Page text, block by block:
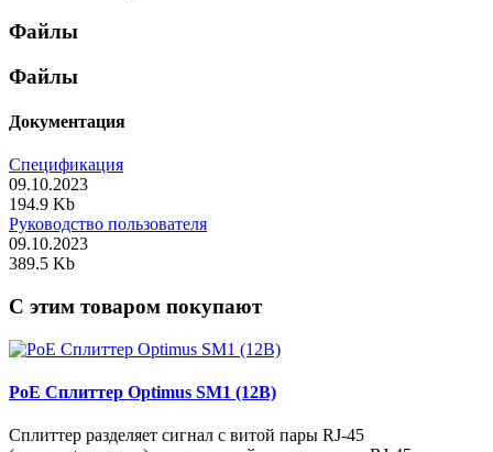
Файлы
Файлы
Документация
Спецификация
09.10.2023
194.9 Kb
Руководство пользователя
09.10.2023
389.5 Kb
C этим товаром покупают
PoE Сплиттер Optimus SM1 (12B)
Сплиттер разделяет сигнал с витой пары RJ-45